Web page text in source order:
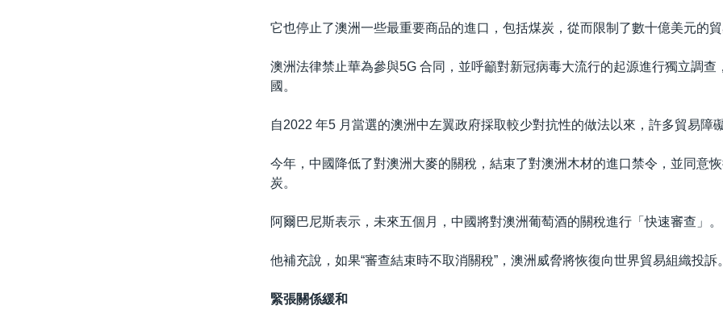
它也停止了澳洲一些最重要商品的進口，包括煤炭，從而限制了數十億美元的貿
澳洲法律禁止華為參與5G 合同，並呼籲對新冠病毒大流行的起源進行獨立調查
國。
自2022 年5 月當選的澳洲中左翼政府採取較少對抗性的做法以來，許多貿易障
今年，中國降低了對澳洲大麥的關稅，結束了對澳洲木材的進口禁令，並同意
炭。
阿爾巴尼斯表示，未來五個月，中國將對澳洲葡萄酒的關稅進行「快速審查」。
他補充說，如果“審查結束時不取消關稅”，澳洲威脅將恢復向世界貿易組織投訴。
緊張關係緩和